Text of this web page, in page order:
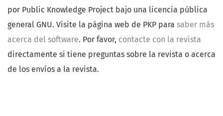
por Public Knowledge Project bajo una licencia pública
general GNU. Visite la página web de PKP para saber más
acerca del software. Por favor, contacte con la revista
directamente si tiene preguntas sobre la revista o acerca
de los envíos a la revista.